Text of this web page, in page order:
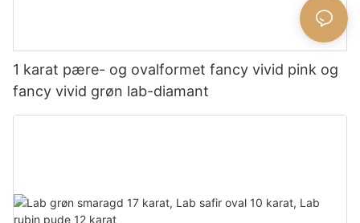
1 karat pære- og ovalformet fancy vivid pink og
fancy vivid grøn lab-diamant